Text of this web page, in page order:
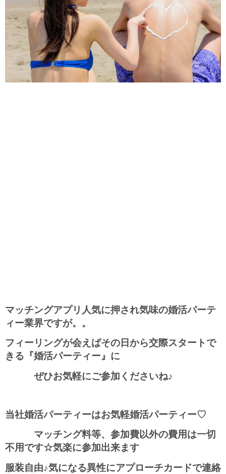
マッチングアプリ人気に押され気味の婚活パーテ
ィー業界ですが。。
フィーリングが会えばその日から交際スタートで
きる『婚活パーティー』に
ぜひお気軽にご参加くださいね♪
当社婚活パーティーはお気軽婚活パーティー♡
マッチング料等、参加費以外の費用は一切
不用です☆気楽に参加出来ます
服装自由♪気になる異性にアプローチカードで連絡